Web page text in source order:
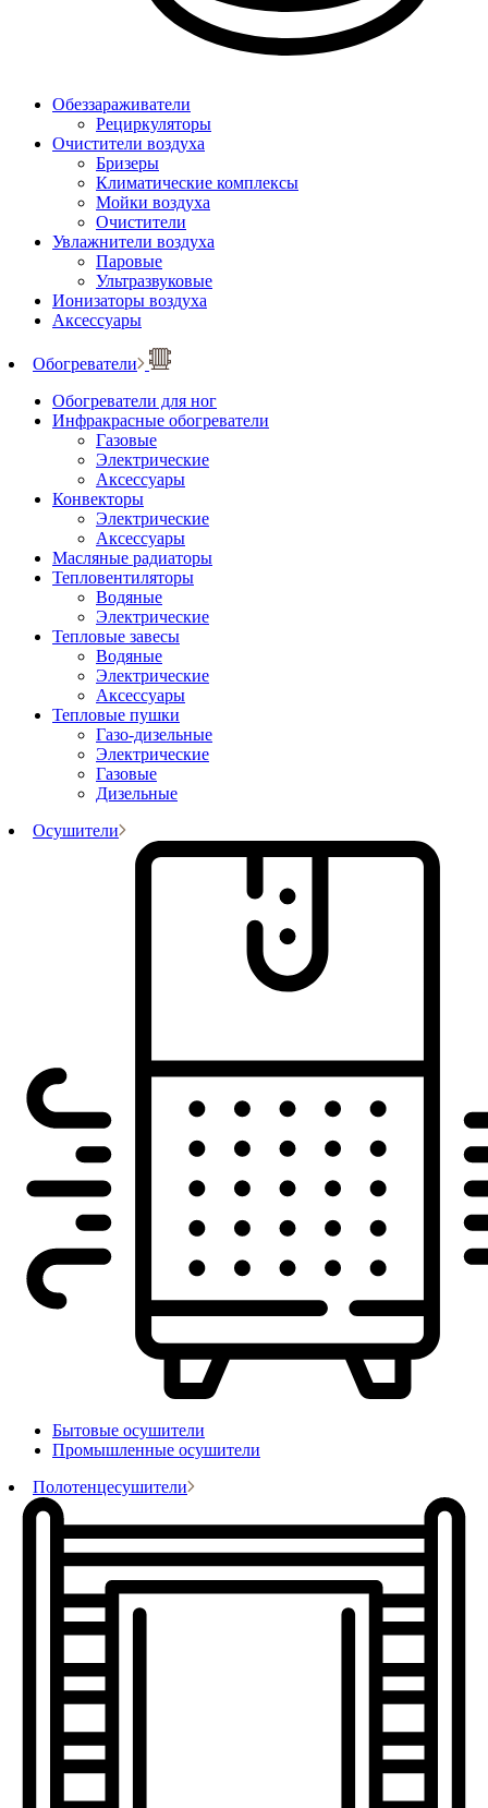
Обеззараживатели
Рециркуляторы
Очистители воздуха
Бризеры
Климатические комплексы
Мойки воздуха
Очистители
Увлажнители воздуха
Паровые
Ультразвуковые
Ионизаторы воздуха
Аксессуары
Обогреватели
Обогреватели для ног
Инфракрасные обогреватели
Газовые
Электрические
Аксессуары
Конвекторы
Электрические
Аксессуары
Масляные радиаторы
Тепловентиляторы
Водяные
Электрические
Тепловые завесы
Водяные
Электрические
Аксессуары
Тепловые пушки
Газо-дизельные
Электрические
Газовые
Дизельные
Осушители
Бытовые осушители
Промышленные осушители
Полотенцесушители